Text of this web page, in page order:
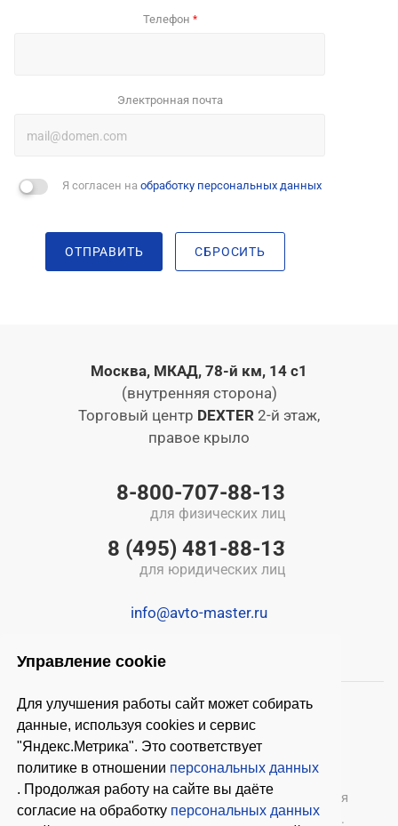
Управление cookie
Для улучшения работы сайт может собирать
данные, используя cookies и сервис
"Яндекс.Метрика". Это соответствует
политике в отношении персональных данных
. Продолжая работу на сайте вы даёте
согласие на обработку персональных данных
Телефон *
Электронная почта
Я согласен на обработку персональных данных
ОТПРАВИТЬ СБРОСИТЬ
Москва, МКАД, 78-й км, 14 с1
(внутренняя сторона)
Торговый центр DEXTER 2-й этаж,
правое крыло
8-800-707-88-13
для физических лиц
8 (495) 481-88-13
для юридических лиц
info@avto-master.ru
© 2026 ООО «Автомастер» — оборудование для
автосервиса, шиномонтажное оборудование.